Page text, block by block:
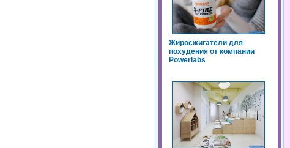
Жиросжигатели для
похудения от компании
Powerlabs